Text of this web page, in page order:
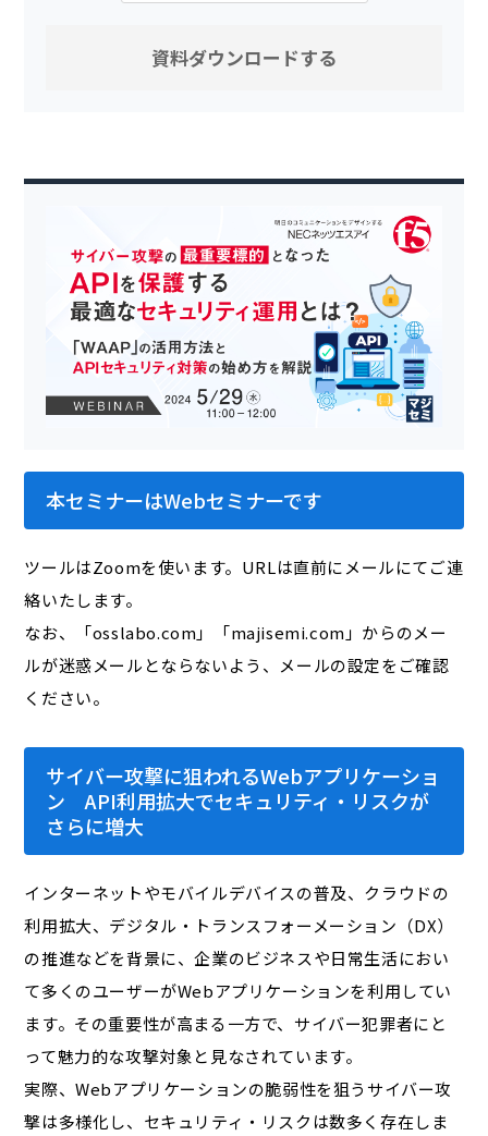
本セミナーはWebセミナーです
ツールはZoomを使います。URLは直前にメールにてご連
絡いたします。
なお、「osslabo.com」「majisemi.com」からのメー
ルが迷惑メールとならないよう、メールの設定をご確認
ください。
サイバー攻撃に狙われるWebアプリケーショ
ン API利用拡大でセキュリティ・リスクが
さらに増大
インターネットやモバイルデバイスの普及、クラウドの
利用拡大、デジタル・トランスフォーメーション（DX）
の推進などを背景に、企業のビジネスや日常生活におい
て多くのユーザーがWebアプリケーションを利用してい
ます。その重要性が高まる一方で、サイバー犯罪者にと
って魅力的な攻撃対象と見なされています。
実際、Webアプリケーションの脆弱性を狙うサイバー攻
撃は多様化し、セキュリティ・リスクは数多く存在しま